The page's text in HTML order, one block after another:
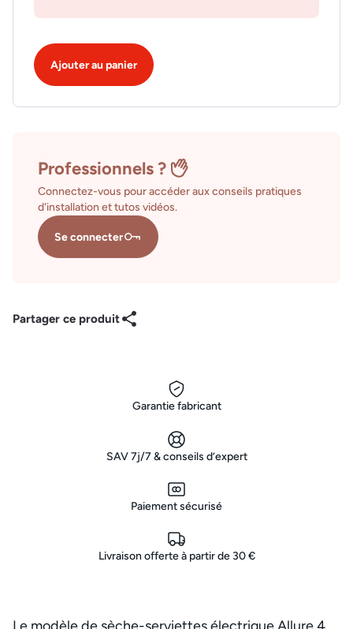
Ajouter au panier
Professionnels ?
Connectez-vous pour accéder aux conseils pratiques
d'installation et tutos vidéos.
Se connecter
Partager ce produit
Garantie fabricant
SAV 7j/7 & conseils d’expert
Paiement sécurisé
Livraison offerte à partir de 30 €